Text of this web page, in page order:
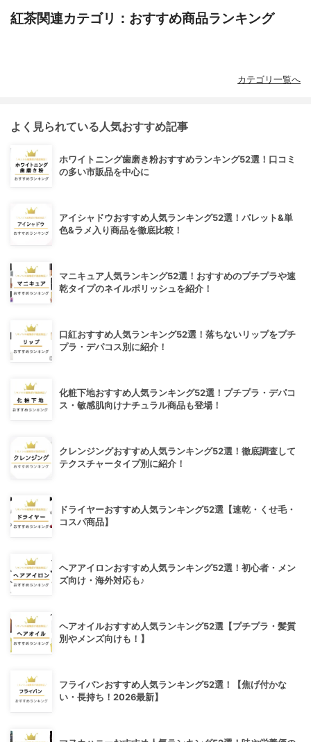
紅茶関連カテゴリ：おすすめ商品ランキング
カテゴリ一覧へ
よく見られている人気おすすめ記事
ホワイトニング歯磨き粉おすすめランキング52選！口コミ
の多い市販品を中心に
アイシャドウおすすめ人気ランキング52選！パレット&単
色&ラメ入り商品を徹底比較！
マニキュア人気ランキング52選！おすすめのプチプラや速
乾タイプのネイルポリッシュを紹介！
口紅おすすめ人気ランキング52選！落ちないリップをプチ
プラ・デパコス別に紹介！
化粧下地おすすめ人気ランキング52選！プチプラ・デパコ
ス・敏感肌向けナチュラル商品も登場！
クレンジングおすすめ人気ランキング52選！徹底調査して
テクスチャータイプ別に紹介！
ドライヤーおすすめ人気ランキング52選【速乾・くせ毛・
コスパ商品】
ヘアアイロンおすすめ人気ランキング52選！初心者・メン
ズ向け・海外対応も♪
ヘアオイルおすすめ人気ランキング52選【プチプラ・髪質
別やメンズ向けも！】
フライパンおすすめ人気ランキング52選！【焦げ付かな
い・長持ち！2026最新】